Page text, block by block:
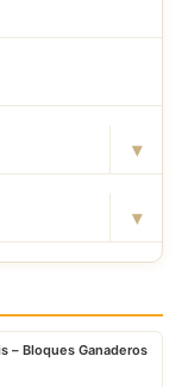
▾
▾
– Bloques Ganaderos